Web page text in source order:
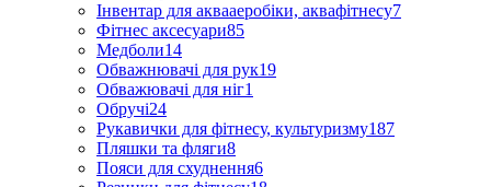
Інвентар для аквааеробіки, аквафітнесу7
Фітнес аксесуари85
Медболи14
Обважнювачі для рук19
Обважювачі для ніг1
Обручі24
Рукавички для фітнесу, культуризму187
Пляшки та фляги8
Пояси для схуднення6